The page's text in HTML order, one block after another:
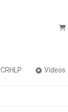
CRHLP Vídeos